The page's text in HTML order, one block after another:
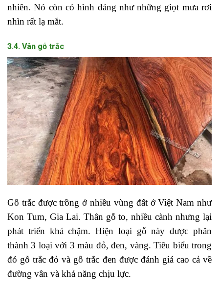
nhiên. Nó còn có hình dáng như những giọt mưa rơi
nhìn rất lạ mắt.
3.4. Vân gỗ trắc
Gỗ trắc được trồng ở nhiều vùng đất ở Việt Nam như
Kon Tum, Gia Lai. Thân gỗ to, nhiều cành nhưng lại
phát triển khá chậm. Hiện loại gỗ này được phân
thành 3 loại với 3 màu đỏ, đen, vàng. Tiêu biểu trong
đó gỗ trắc đỏ và gỗ trắc đen được đánh giá cao cả về
đường vân và khả năng chịu lực.